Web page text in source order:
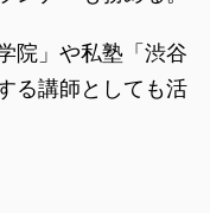
院」や私塾「渋谷
る講師としても活